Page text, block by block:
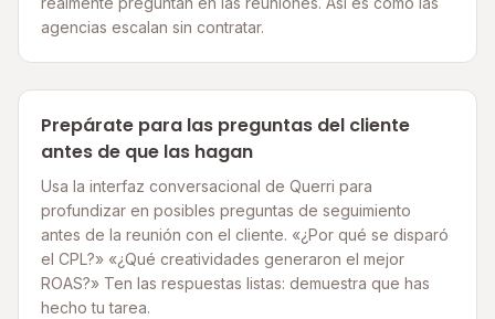
agencias escalan sin contratar.
Prepárate para las preguntas del cliente
antes de que las hagan
Usa la interfaz conversacional de Querri para
profundizar en posibles preguntas de seguimiento
antes de la reunión con el cliente. «¿Por qué se disparó
el CPL?» «¿Qué creatividades generaron el mejor
ROAS?» Ten las respuestas listas: demuestra que has
hecho tu tarea.